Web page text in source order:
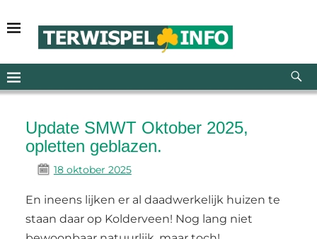
Update SMWT Oktober 2025,
opletten geblazen.
18 oktober 2025
En ineens lijken er al daadwerkelijk huizen te
staan daar op Kolderveen! Nog lang niet